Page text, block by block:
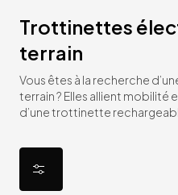
Trottinettes
terrain
Vous êtes à la recherche
terrain ? Elles allient mobilité
d’une trottinette